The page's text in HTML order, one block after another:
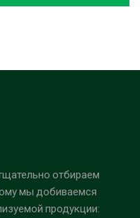
отбираем
мы добиваемся
продукции: